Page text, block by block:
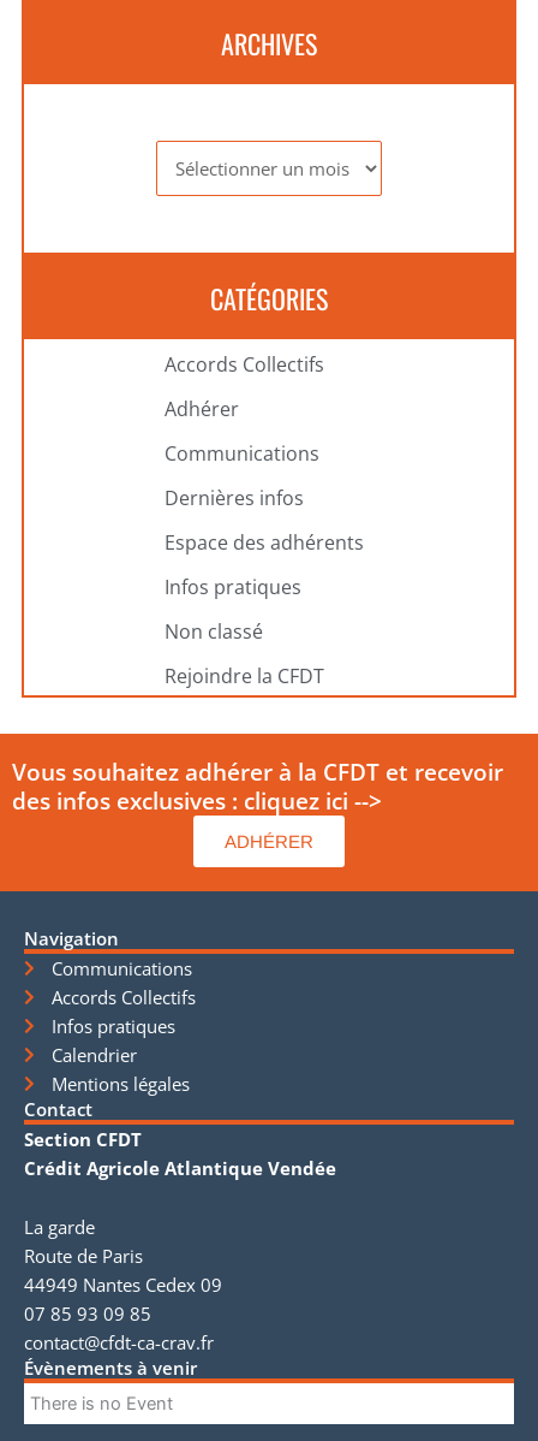
ARCHIVES
CATÉGORIES
Accords Collectifs
Adhérer
Communications
Dernières infos
Espace des adhérents
Infos pratiques
Non classé
Rejoindre la CFDT
Vous souhaitez adhérer à la CFDT et recevoir
des infos exclusives : cliquez ici -->
ADHÉRER
Navigation
Communications
Accords Collectifs
Infos pratiques
Calendrier
Mentions légales
Contact
Section CFDT
Crédit Agricole Atlantique Vendée
La garde
Route de Paris
44949 Nantes Cedex 09
07 85 93 09 85
contact@cfdt-ca-crav.fr
Évènements à venir
There is no Event